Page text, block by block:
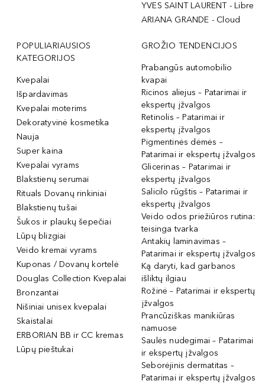
YVES SAINT LAURENT - Libre
ARIANA GRANDE - Cloud
POPULIARIAUSIOS
KATEGORIJOS
Kvepalai
Išpardavimas
Kvepalai moterims
Dekoratyvinė kosmetika
Nauja
Super kaina
Kvepalai vyrams
Blakstienų serumai
Rituals Dovanų rinkiniai
Blakstienų tušai
Šukos ir plaukų šepečiai
Lūpų blizgiai
Veido kremai vyrams
Kuponas / Dovanų kortelė
Douglas Collection Kvepalai
Bronzantai
Nišiniai unisex kvepalai
Skaistalai
ERBORIAN BB ir CC kremas
Lūpų pieštukai
GROŽIO TENDENCIJOS
Prabangūs automobilio
kvapai
Ricinos aliejus – Patarimai ir
ekspertų įžvalgos
Retinolis – Patarimai ir
ekspertų įžvalgos
Pigmentinės dėmės –
Patarimai ir ekspertų įžvalgos
Glicerinas – Patarimai ir
ekspertų įžvalgos
Salicilo rūgštis – Patarimai ir
ekspertų įžvalgos
Veido odos priežiūros rutina:
teisinga tvarka
Antakių laminavimas –
Patarimai ir ekspertų įžvalgos
Ką daryti, kad garbanos
išliktų ilgiau
Rožinė – Patarimai ir ekspertų
įžvalgos
Prancūziškas manikiūras
namuose
Saulės nudegimai – Patarimai
ir ekspertų įžvalgos
Seborėjinis dermatitas –
Patarimai ir ekspertų įžvalgos